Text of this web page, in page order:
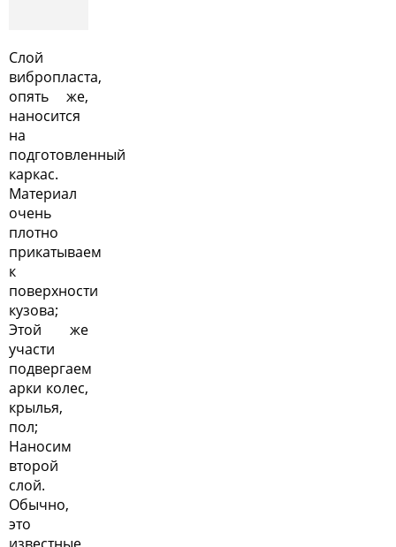
Слой
вибропласта,
опять же,
наносится
на
подготовленный
каркас.
Материал
очень
плотно
прикатываем
к
поверхности
кузова;
Этой же
участи
подвергаем
арки колес,
крылья,
пол;
Наносим
второй
слой.
Обычно,
это